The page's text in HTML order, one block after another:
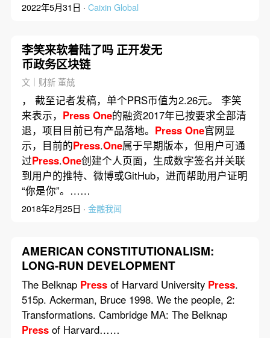
2022年5月31日 · Caixin Global
李笑来软着陆了吗 正开发无
币政务区块链
文｜财新 董兢
， 截至记者发稿，单个PRS币值为2.26元。 李笑
来表示， Press One的融资2017年已按要求全部清
退，项目目前已有产品落地。 Press One官网显
示，目前的Press.One属于早期版本，但用户可通
过Press.One创建个人页面，生成数字签名并关联
到用户的推特、微博或GitHub，进而帮助用户证明
“你是你”。……
2018年2月25日 · 金融我闻
AMERICAN CONSTITUTIONALISM:
LONG-RUN DEVELOPMENT
The Belknap Pressof Harvard University Press.
515p. Ackerman, Bruce 1998. We the people, 2:
Transformations. Cambridge MA: The Belknap
Pressof Harvard……